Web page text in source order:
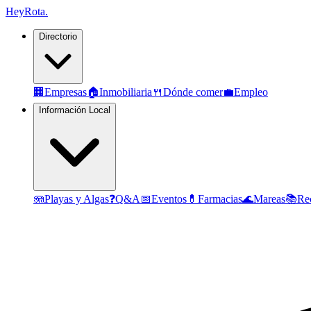
HeyRota.
Directorio
🏢 Empresas🏠Inmobiliaria 🍴Dónde comer💼Empleo
Información Local
🪼Playas y Algas❓Q&A 📅Eventos 💊 Farmacias🌊Mareas📚